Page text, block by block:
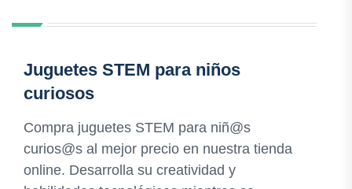
Juguetes STEM para niños
curiosos
Compra juguetes STEM para niñ@s
curios@s al mejor precio en nuestra tienda
online. Desarrolla su creatividad y